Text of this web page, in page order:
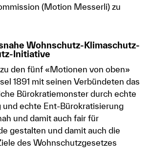
(Motion Messerli) zu
Wohnschutz-Klimaschutz-
Initiative
den fünf «Motionen von oben»
1891 mit seinen Verbündeten das
Bürokratiemonster durch echte
und echte Ent-Bürokratisierung
und damit auch fair für
gestalten und damit auch die
des Wohnschutzgesetzes